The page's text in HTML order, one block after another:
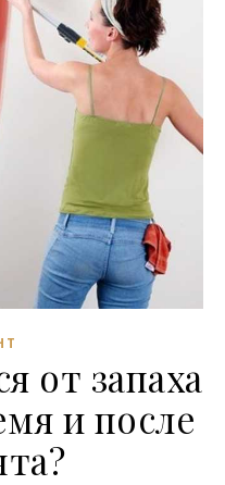
от запаха
и после